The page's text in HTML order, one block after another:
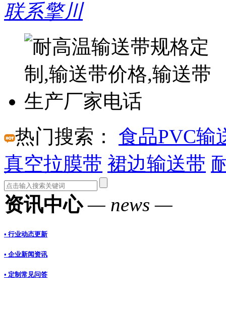
联系擎川
热门搜索：
食品PVC输
真空拉膜带 裙边输送带
资讯中心— news —
• 行业动态更新
• 企业新闻资讯
• 定制常见问答